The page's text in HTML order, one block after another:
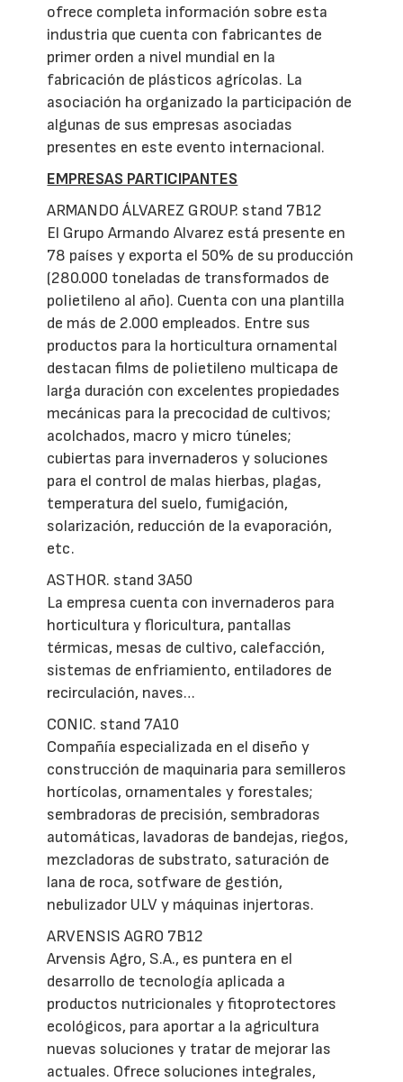
ofrece completa información sobre esta
industria que cuenta con fabricantes de
primer orden a nivel mundial en la
fabricación de plásticos agrícolas. La
asociación ha organizado la participación de
algunas de sus empresas asociadas
presentes en este evento internacional.
EMPRESAS PARTICIPANTES
ARMANDO ÁLVAREZ GROUP. stand 7B12
El Grupo Armando Alvarez está presente en
78 países y exporta el 50% de su producción
(280.000 toneladas de transformados de
polietileno al año). Cuenta con una plantilla
de más de 2.000 empleados. Entre sus
productos para la horticultura ornamental
destacan films de polietileno multicapa de
larga duración con excelentes propiedades
mecánicas para la precocidad de cultivos;
acolchados, macro y micro túneles;
cubiertas para invernaderos y soluciones
para el control de malas hierbas, plagas,
temperatura del suelo, fumigación,
solarización, reducción de la evaporación,
etc.
ASTHOR. stand 3A50
La empresa cuenta con invernaderos para
horticultura y floricultura, pantallas
térmicas, mesas de cultivo, calefacción,
sistemas de enfriamiento, entiladores de
recirculación, naves…
CONIC. stand 7A10
Compañía especializada en el diseño y
construcción de maquinaria para semilleros
hortícolas, ornamentales y forestales;
sembradoras de precisión, sembradoras
automáticas, lavadoras de bandejas, riegos,
mezcladoras de substrato, saturación de
lana de roca, sotfware de gestión,
nebulizador ULV y máquinas injertoras.
ARVENSIS AGRO 7B12
Arvensis Agro, S.A., es puntera en el
desarrollo de tecnología aplicada a
productos nutricionales y fitoprotectores
ecológicos, para aportar a la agricultura
nuevas soluciones y tratar de mejorar las
actuales. Ofrece soluciones integrales,